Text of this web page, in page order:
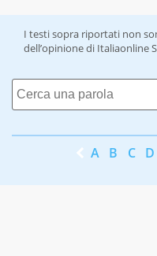
I testi sopra riportati non
dell’opinione di Italiaonline
A B C D